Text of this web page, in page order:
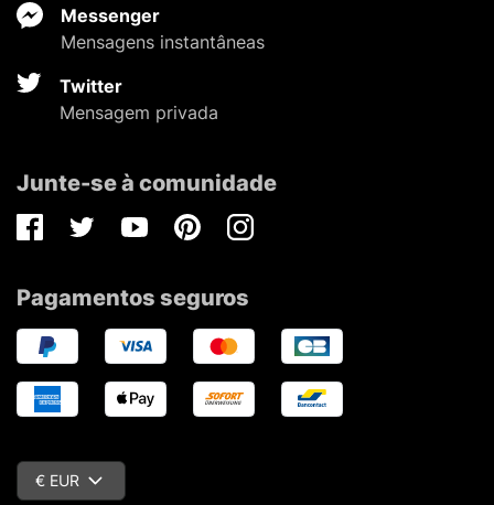
Messenger
Mensagens instantâneas
Twitter
Mensagem privada
Junte-se à comunidade
FacebookTwitterYoutubePinterestInstagram
Pagamentos seguros
€ EUR